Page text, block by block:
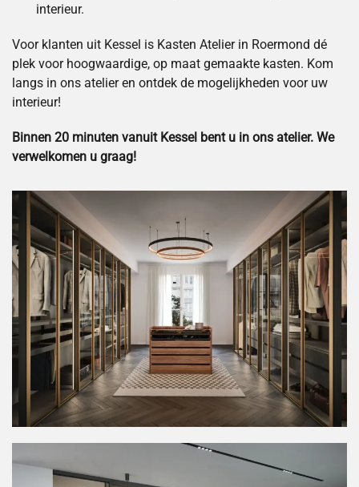
interieur.
Voor klanten uit Kessel is Kasten Atelier in Roermond dé
plek voor hoogwaardige, op maat gemaakte kasten. Kom
langs in ons atelier en ontdek de mogelijkheden voor uw
interieur!
Binnen 20 minuten vanuit Kessel bent u in ons atelier. We
verwelkomen u graag!